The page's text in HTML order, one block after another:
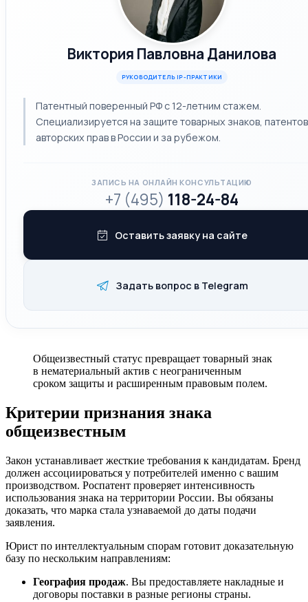
Виктория Павловна Данилова
РУКОВОДИТЕЛЬ IP-ПРАКТИКИ
Патентный поверенный РФ с 12-летним стажем.
Специализируется на защите товарных знаков,
авторских прав в России и за рубежом.
ЗАПИСЬ НА ОНЛАЙН КОНСУЛЬТАЦИЮ
+7 (495) 118-24-84
Оставить заявку на сайте
Задать вопрос в Telegram
Общеизвестный статус превращает товарный знак
в нематериальный актив с неограниченным
сроком защиты и расширенным правовым полем.
Критерии признания знака
общеизвестным
Закон устанавливает жесткие требования к кандидатам. Бренд
должен ассоциироваться у потребителей именно с вашим
производством. Роспатент проверяет интенсивность
использования знака на территории России. Вы обязаны
доказать, что марка стала узнаваемой до даты подачи
заявления.
Юрист по интеллектуальным спорам готовит доказательную
базу по нескольким направлениям:
География продаж. Вы предоставляете накладные и
договоры поставки в разные регионы страны.